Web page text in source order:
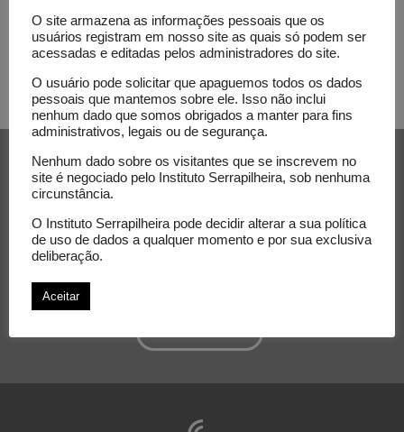
Receba nossa newsletter e
acompanhe as novidades do
O site armazena as informações pessoais que os
usuários registram em nosso site as quais só podem ser
acessadas e editadas pelos administradores do site.
O usuário pode solicitar que apaguemos todos os dados
pessoais que mantemos sobre ele. Isso não inclui
nenhum dado que somos obrigados a manter para fins
administrativos, legais ou de segurança.
Nenhum dado sobre os visitantes que se inscrevem no
site é negociado pelo Instituto Serrapilheira, sob nenhuma
circunstância.
O Instituto Serrapilheira pode decidir alterar a sua política
de uso de dados a qualquer momento e por sua exclusiva
deliberação.
Aceitar